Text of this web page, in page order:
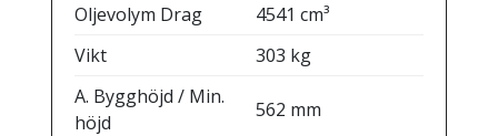
Oljevolym Drag
4541 cm³
Vikt
303 kg
A. Bygghöjd / Min.
höjd
562 mm